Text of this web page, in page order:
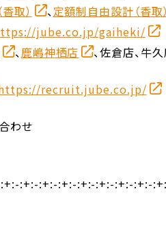
取）
、定額制自由設計（香取）
jube.co.jp/gaiheki/
、鹿嶋神栖店 、佐倉店、牛
recruit.jube.co.jp/
わせ
:+:-:+:-:+:-:+:-:+:-:+:-:+:-